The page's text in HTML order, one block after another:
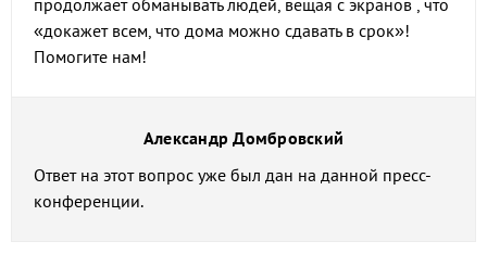
продолжает обманывать людей, вещая с экранов , что
«докажет всем, что дома можно сдавать в срок»!
Помогите нам!
Александр Домбровский
Ответ на этот вопрос уже был дан на данной пресс-
конференции.